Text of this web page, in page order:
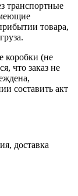
транспортные
товара,
коробки (не
что заказ не
составить акт
доставка